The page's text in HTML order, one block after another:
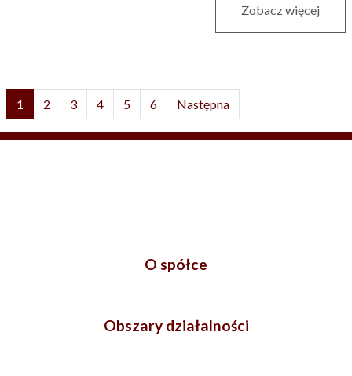
Zobacz więcej
1 2 3 4 5 6 Następna
O spółce
Obszary działalności